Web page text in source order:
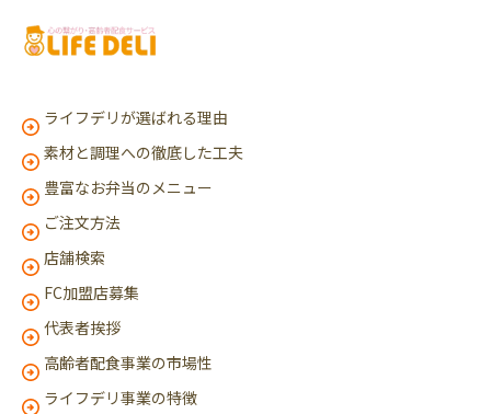
ライフデリが選ばれる理由
素材と調理への徹底した工夫
豊富なお弁当のメニュー
ご注文方法
店舗検索
FC加盟店募集
代表者挨拶
高齢者配食事業の市場性
ライフデリ事業の特徴